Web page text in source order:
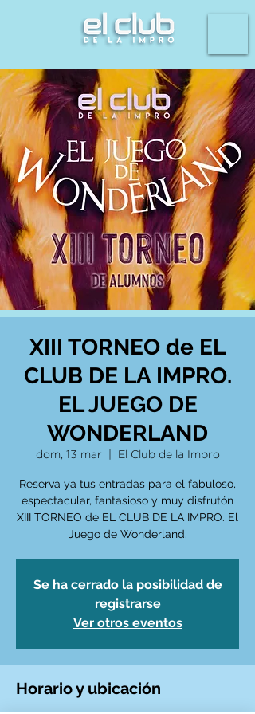
XIII TORNEO de EL
CLUB DE LA IMPRO.
EL JUEGO DE
WONDERLAND
dom, 13 mar El Club de la Impro
Reserva ya tus entradas para el fabuloso,
espectacular, fantasioso y muy disfrutón
XIII TORNEO de EL CLUB DE LA IMPRO. El
Juego de Wonderland.
Se ha cerrado la posibilidad de
registrarse
Ver otros eventos
Horario y ubicación